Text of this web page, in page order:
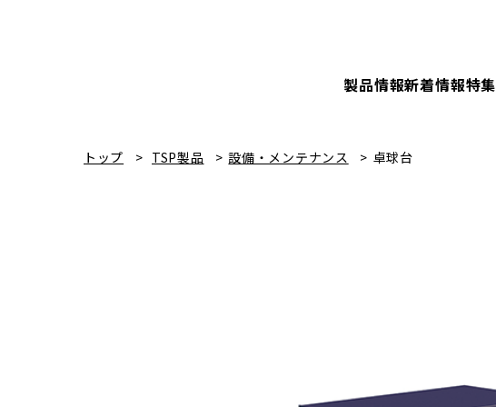
製品情報新着情報特集
トップ TSP製品 設備・メンテナンス 卓球台